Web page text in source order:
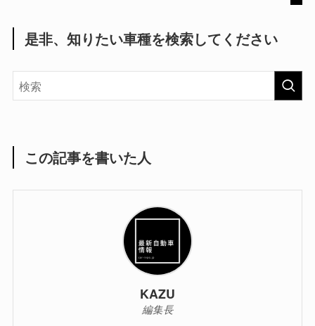
是非、知りたい車種を検索してください
この記事を書いた人
KAZU
編集長